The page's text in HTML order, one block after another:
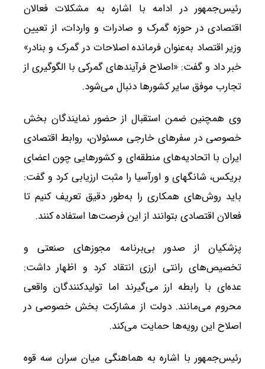
رئیس‌جمهور در ادامه با اشاره به مشکلات فعالان
اقتصادی در حوزه گمرک و صادرات و واردات، از تعیین
وزیر اقتصاد به‌عنوان فرمانده اصلاحات در گمرک و بنادر»
خبر داد و گفت: «اصلاح فرآیندهای گمرکی با الگوگیری از
تجارب موفق سایر کشورها دنبال می‌شود.
وی همچنین ضمن استقبال از حضور نمایندگان بخش
خصوصی در سفرهای خارجی مسئولان، روابط اقتصادی
ایران با اتحادیه‌های منطقه‌ای و کشورهایی چون اعضای
بریکس، شانگهای و اورآسیا را مثبت ارزیابی کرد و گفت:
باید روش‌های همکاری را به‌طور دقیق تعریف کنیم تا
فعالان اقتصادی بتوانند از این فرصت‌ها استفاده کنند.
پزشکیان از صدور بی‌برنامه مجوزهای صنعتی و
تخصیص‌های رانتی ارزی انتقاد کرد و اظهار داشت:
عده‌ای با رابطه ارز می‌گیرند اما تولیدکنندگان واقعی
محروم می‌مانند. دولت از مشارکت بخش خصوصی در
اصلاح این رویه‌ها حمایت می‌کند.
رئیس‌جمهور با اشاره به هماهنگی میان سران سه قوه